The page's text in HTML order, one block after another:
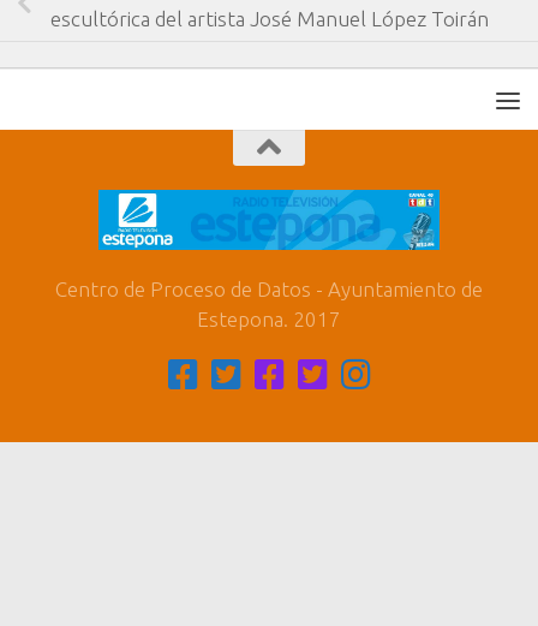
escultórica del artista José Manuel López Toirán
Centro de Proceso de Datos - Ayuntamiento de
Estepona. 2017